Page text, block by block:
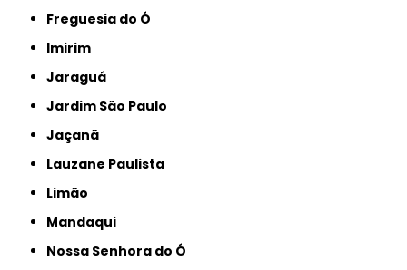
Freguesia do Ó
Imirim
Jaraguá
Jardim São Paulo
Jaçanã
Lauzane Paulista
Limão
Mandaqui
Nossa Senhora do Ó